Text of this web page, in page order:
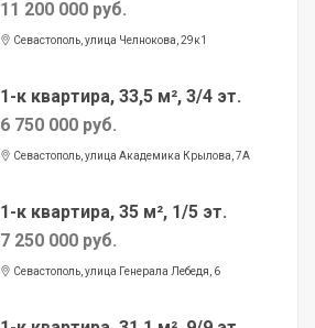
11 200 000 руб.
Севастополь, улица Челнокова, 29к1
1-к квартира, 33,5 м², 3/4 эт.
6 750 000 руб.
Севастополь, улица Академика Крылова, 7А
1-к квартира, 35 м², 1/5 эт.
7 250 000 руб.
Севастополь, улица Генерала Лебедя, 6